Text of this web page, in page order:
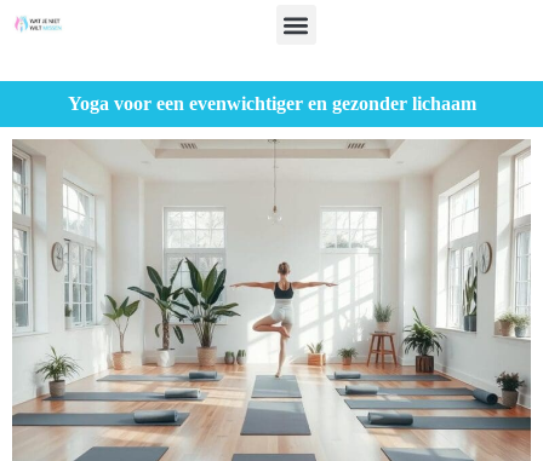
Yoga voor een evenwichtiger en gezonder lichaam